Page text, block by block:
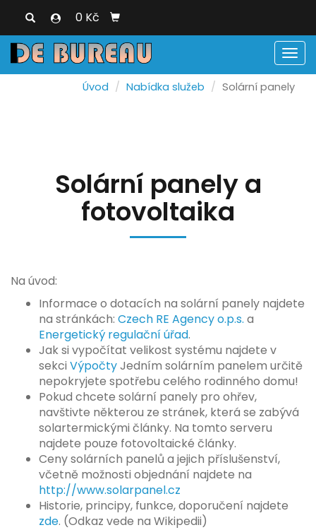
0 Kč
Úvod Nabídka služeb Solární panely
Solární panely a
fotovoltaika
Na úvod:
Informace o dotacích na solární panely najdete
na stránkách: Czech RE Agency o.p.s. a
Energetický regulační úřad.
Jak si vypočítat velikost systému najdete v
sekci VýpočtyJedním solárním panelem určitě
nepokryjete spotřebu celého rodinného domu!
Pokud chcete solární panely pro ohřev,
navštivte některou ze stránek, která se zabývá
solartermickými články. Na tomto serveru
najdete pouze fotovoltaické články.
Ceny solárních panelů a jejich příslušenství,
včetně možnosti objednání najdete na
http://www.solarpanel.cz
Historie, principy, funkce, doporučení najdete
zde. (Odkaz vede na Wikipedii)